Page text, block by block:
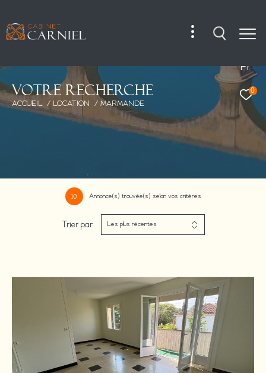
Fr
0
Votre recherche
ACCUEIL LOCATION MARMANDE
10 Annonce(s) trouvée(s) selon vos critères
Trier par Les plus récentes